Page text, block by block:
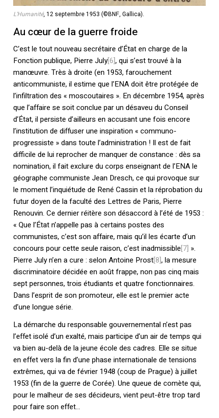
L’Humanité, 12 septembre 1953 (©BNF, Gallica).
Au cœur de la guerre froide
C’est le tout nouveau secrétaire d’État en charge de la
Fonction publique, Pierre July[6], qui s’est trouvé à la
manœuvre. Très à droite (en 1953, farouchement
anticommuniste, il estime que l’ENA doit être protégée de
l’infiltration des « moscoutaires ». En décembre 1954, après
que l’affaire se soit conclue par un désaveu du Conseil
d’État, il persiste d’ailleurs en accusant une fois encore
l’institution de diffuser une inspiration « communo-
progressiste » dans toute l’administration ! Il est de fait
difficile de lui reprocher de manquer de constance : dès sa
nomination, il fait exclure du corps enseignant de l’ENA le
géographe communiste Jean Dresch, ce qui provoque sur
le moment l’inquiétude de René Cassin et la réprobation du
futur doyen de la faculté des Lettres de Paris, Pierre
Renouvin. Ce dernier réitère son désaccord à l’été de 1953 :
« Que l’État n’appelle pas à certains postes des
communistes, c’est son affaire, mais qu’il les écarte d’un
concours pour cette seule raison, c’est inadmissible[7] ».
Pierre July n’en a cure : selon Antoine Prost[8], la mesure
discriminatoire décidée en août frappe, non pas cinq mais
sept personnes, trois étudiants et quatre fonctionnaires.
Dans l’esprit de son promoteur, elle est le premier acte
d’une longue série.
La démarche du responsable gouvernemental n’est pas
l’effet isolé d’un exalté, mais participe d’un air de temps qui
va bien au-delà de la jeune école des cadres. Elle se situe
en effet vers la fin d’une phase internationale de tensions
extrêmes, qui va de février 1948 (coup de Prague) à juillet
1953 (fin de la guerre de Corée). Une queue de comète qui,
pour le malheur de ses décideurs, vient peut-être trop tard
pour faire son effet…